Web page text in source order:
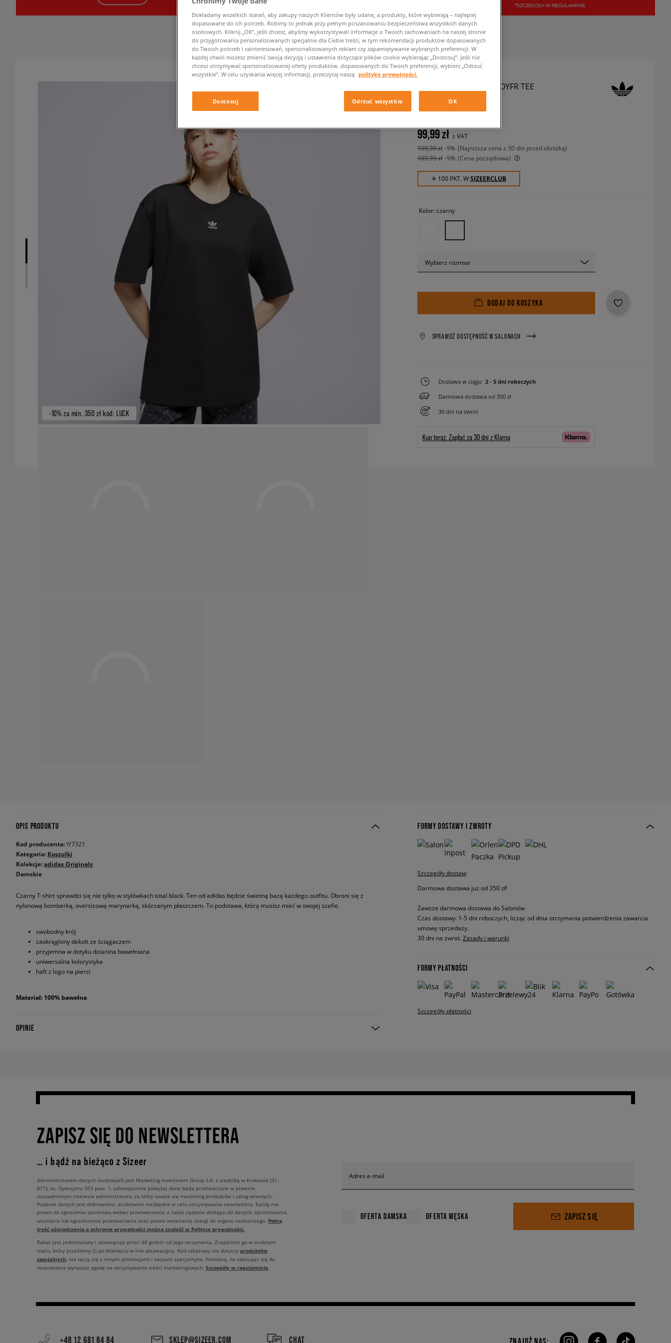
-10% za min. 350 zł kod: LUCK
ADIDAS T-SHIRT ESS BOYFR TEE
damskie, koszulki
99,99 zł z VAT
109,99 zł -9%
(najniższa cena z 30 dni przed obniżką)
109,99 zł -9% (Cena początkowa)
✛ 100 PKT. WSIZEERCLUB
Kolor: czarny
Wybierz rozmiar
DODAJ DO KOSZYKA
SPRAWDŹ DOSTĘPNOŚĆ W SALONACH
Dostawa w ciągu 2 - 5 dni roboczych
Darmowa dostawa od 350 zł
30 dni na zwrot
Kup teraz. Zapłać za 30 dni z Klarną
OPIS PRODUKTU
Kod producenta: IY7321
Kategoria: Koszulki
Kolekcje:adidas Originals
Damskie
Czarny T-shirt sprawdzi się nie tylko w stylówkach total black. Ten od adidas będzie świetną bazą każdego outfitu. Obroni się z
nylonową bomberką, oversizową marynarką, skórzanym płaszczem. To podstawa, którą musisz mieć w swojej szafie.
swobodny krój
zaokrąglony dekolt ze ściągaczem
przyjemna w dotyku dzianina bawełniana
uniwersalna kolorystyka
haft z logo na piersi
Materiał: 100% bawełna
OPINIE
FORMY DOSTAWY I ZWROTY
Szczegóły dostaw
Darmowa dostawa już od 350 zł!
Zawsze darmowa dostawa do Salonów
Czas dostawy: 1-5 dni roboczych, licząc od dnia otrzymania potwierdzenia zawarcia
umowy sprzedaży.
30 dni na zwrot. Zasady i warunki
FORMY PŁATNOŚCI
Szczegóły płatności
ZAPISZ SIĘ DO NEWSLETTERA
… i bądź na bieżąco z Sizeer
Adres e-mail
OFERTA DAMSKA OFERTA MĘSKA ZAPISZ SIĘ
Administratorem danych osobowych jest Marketing Investment Group S.A. z siedzibą w Krakowie (31-
871), os. Dywizjonu 303 paw. 1, udostępnione powyżej dane będą przetwarzane w prawnie
uzasadnionym interesie administratora, za który uważa się marketing produktów i usług własnych.
Podanie danych jest dobrowolne, aczkolwiek niezbędne w celu otrzymywania newslettera. Każdy ma
prawo do zgłoszenia sprzeciwu wobec przetwarzania, a także żądania dostępu do danych, sprostowania,
usunięcia lub ograniczenia przetwarzania oraz prawo wniesienia skargi do organu nadzorczego. Pełną
treść oświadczenia o ochronie prywatności można znaleźć w Polityce prywatności.
Rabat jest jednorazowy i obowiązuje przez 48 godzin od jego otrzymania. Znajdziesz go w osobnym
mailu, który prześlemy Ci po kliknięciu w link aktywacyjny. Kod rabatowy nie dotyczy produktów
specjalnych, nie łączy się z innymi promocjami i akcjami specjalnymi. Pamiętaj, że zapisując się do
newslettera wyrażasz zgodę na otrzymywanie treści marketingowych. Szczegóły w regulaminie.
+48 12 681 84 84 SKLEP@SIZEER.COM CHAT
Dokładamy wszelkich starań, aby zakupy naszych Klientów były udane, a produkty, które wybierają – najlepiej
dopasowane do ich potrzeb. Robimy to jednak przy pełnym poszanowaniu bezpieczeństwa wszystkich danych
osobowych. Kliknij „OK”, jeśli chcesz, abyśmy wykorzystywali informacje o Twoich zachowaniach na naszej stronie
do przygotowania personalizowanych specjalnie dla Ciebie treści, w tym rekomendacji produktów dopasowanych
do Twoich potrzeb i zainteresowań, spersonalizowanych reklam czy zapamiętywanie wybranych preferencji. W
każdej chwili możesz zmienić swoją decyzję i ustawienia dotyczące plików cookie wybierając „Dostosuj”. Jeśli nie
chcesz otrzymywać spersonalizowanej oferty produktów, dopasowanych do Twoich preferencji, wybierz „Odrzuć
wszystkie”. W celu uzyskania więcej informacji, przeczytaj naszą politykę prywatności.
Dostosuj Odrzuć wszystkie OK